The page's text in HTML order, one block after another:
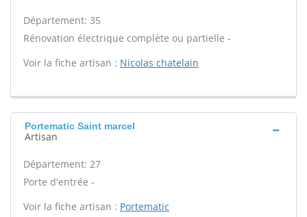
Département: 35
Rénovation électrique complète ou partielle -
Voir la fiche artisan : Nicolas chatelain
Portematic Saint marcel
Artisan
Département: 27
Porte d'entrée -
Voir la fiche artisan : Portematic